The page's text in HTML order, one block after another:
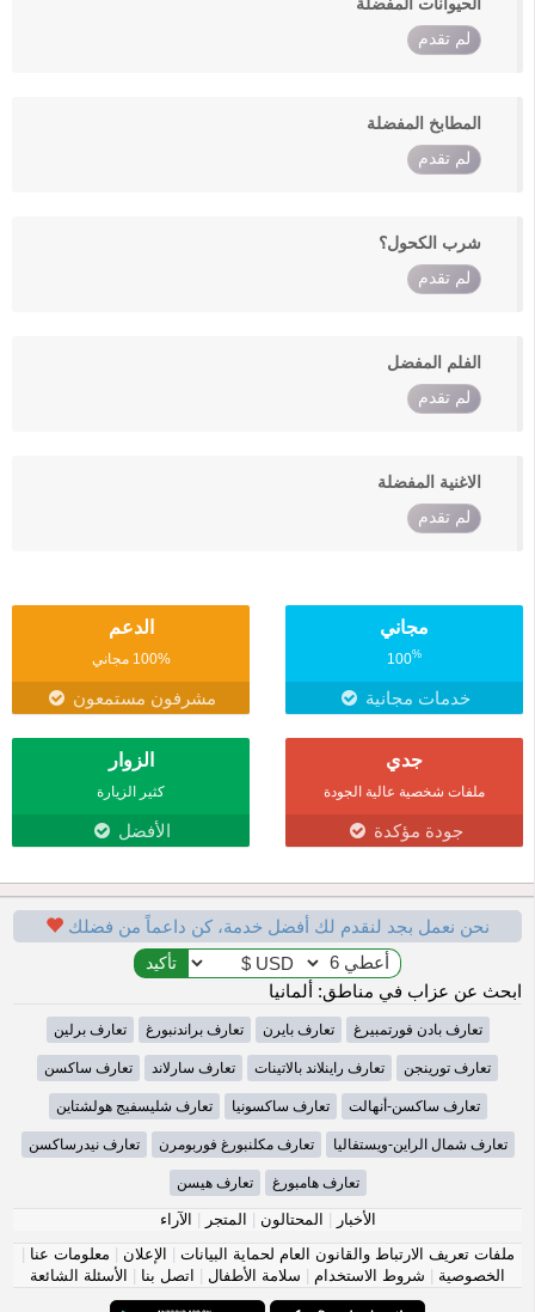
لم تقدم
المطابخ المفضلة
لم تقدم
شرب الكحول؟
لم تقدم
الفلم المفضل
لم تقدم
الاغنية المفضلة
لم تقدم
مجاني
100%
خدمات مجانية
الدعم
100% مجاني
مشرفون مستمعون
جدي
ملفات شخصية عالية الجودة
جودة مؤكدة
الزوار
كثير الزيارة
الأفضل
نحن نعمل بجد لنقدم لك أفضل خدمة، كن داعماً من فضلك
ابحث عن عزاب في مناطق: ألمانيا
تعارف بادن فورتمبيرغ تعارف بايرن تعارف براندنبورغ تعارف برلين
تعارف تورينجن تعارف راينلاند بالاتينات تعارف سارلاند تعارف ساكسن
تعارف ساكسن-أنهالت تعارف ساكسونيا تعارف شليسفيج هولشتاين
تعارف شمال الراين-ويستفاليا تعارف مكلنبورغ فوربومرن تعارف نيدرساكسن
تعارف هامبورغ تعارف هيسن
الأخبار | المحتالون | المتجر | الآراء
ملفات تعريف الارتباط والقانون العام لحماية البيانات | الإعلان | معلومات عنا |
الخصوصية | شروط الاستخدام | سلامة الأطفال | اتصل بنا | الأسئلة الشائعة